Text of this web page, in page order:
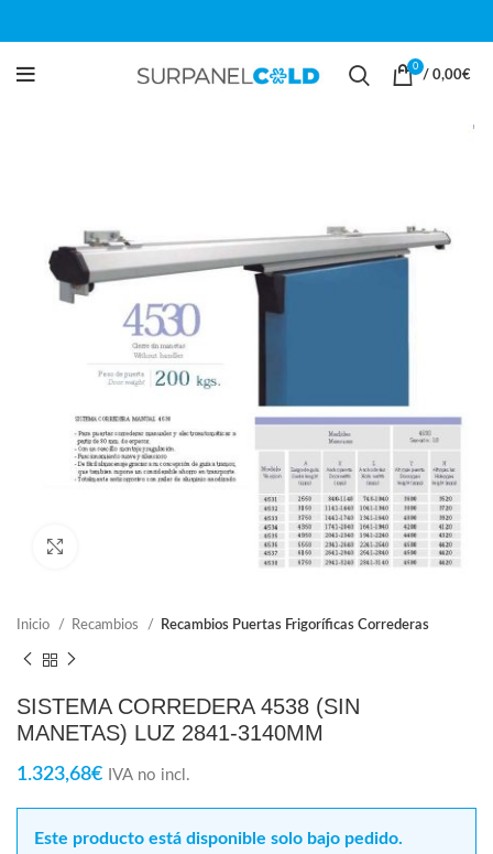
0
/ 0,00€
Inicio Recambios Recambios Puertas Frigoríficas Correderas
SISTEMA CORREDERA 4538 (SIN
MANETAS) LUZ 2841-3140MM
1.323,68€ IVA no incl.
Este producto está disponible solo bajo pedido.